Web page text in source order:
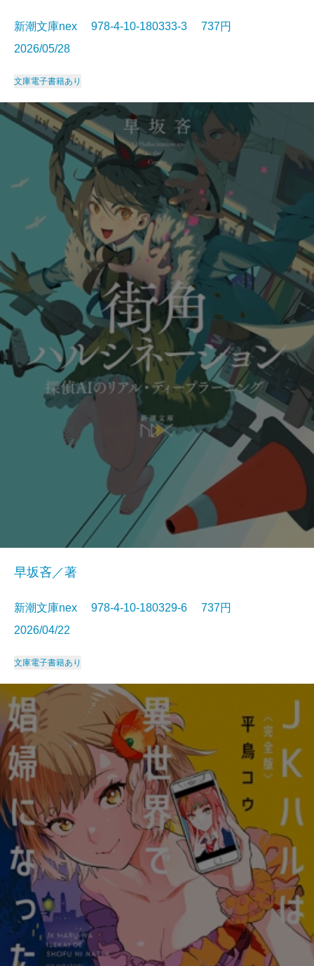
新潮文庫nex 978-4-10-180333-3 737円
2026/05/28
文庫電子書籍あり
早坂吝／著
新潮文庫nex 978-4-10-180329-6 737円
2026/04/22
文庫電子書籍あり